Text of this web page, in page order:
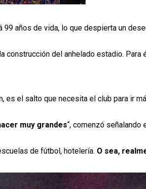
99 años de vida, lo que despierta un
construcción del anhelado estadio. Para
es el salto que necesita el club para ir
muy grandes“, comenzó señalando
de fútbol, hotelería. O sea,